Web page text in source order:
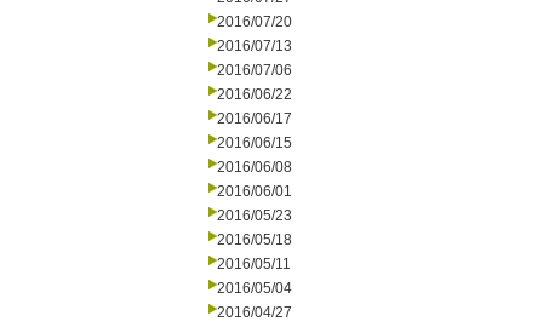
2016/07/20
2016/07/13
2016/07/06
2016/06/22
2016/06/17
2016/06/15
2016/06/08
2016/06/01
2016/05/23
2016/05/18
2016/05/11
2016/05/04
2016/04/27